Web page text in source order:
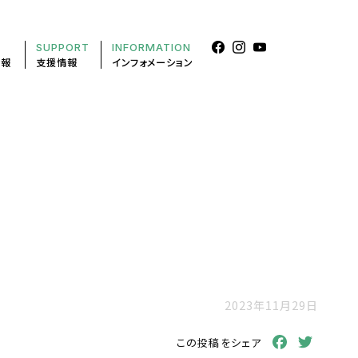
SUPPORT
支援情報
INFORMATION
インフォメーション
2023年11月29日
この投稿をシェア Facebook